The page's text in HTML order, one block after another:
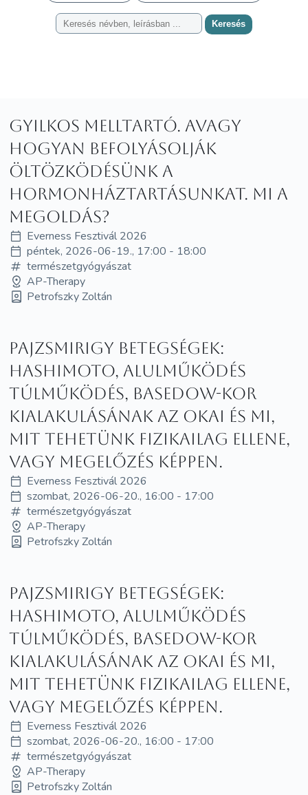
Keresés
Gyilkos melltartó. Avagy
hogyan befolyásolják
öltözködésünk a
hormonháztartásunkat. Mi a
megoldás?
Everness Fesztivál 2026
péntek, 2026-06-19., 17:00 - 18:00
természetgyógyászat
AP-Therapy
Petrofszky Zoltán
Pajzsmirigy Betegségek:
Hashimoto, alulműködés
túlműködés, Basedow-kor
kialakulásának az okai és mi,
mit tehetünk fizikailag ellene,
vagy megelőzés képpen.
Everness Fesztivál 2026
szombat, 2026-06-20., 16:00 - 17:00
természetgyógyászat
AP-Therapy
Petrofszky Zoltán
Pajzsmirigy Betegségek:
Hashimoto, alulműködés
túlműködés, Basedow-kor
kialakulásának az okai és mi,
mit tehetünk fizikailag ellene,
vagy megelőzés képpen.
Everness Fesztivál 2026
szombat, 2026-06-20., 16:00 - 17:00
természetgyógyászat
AP-Therapy
Petrofszky Zoltán